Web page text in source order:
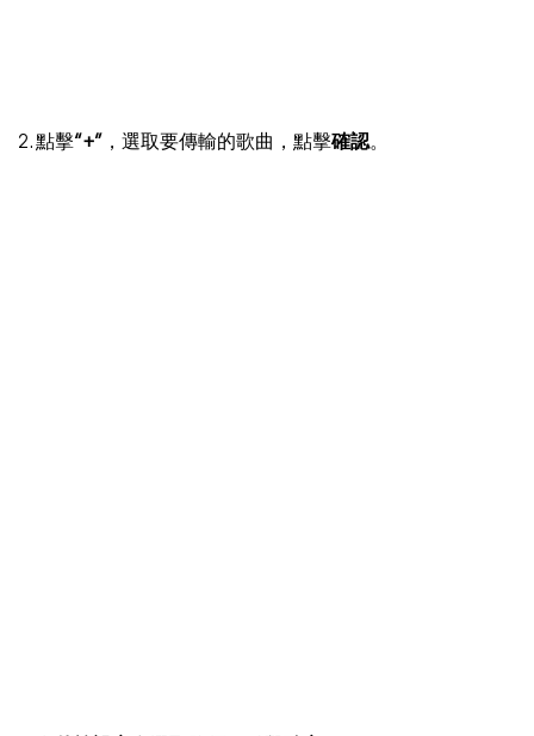
2. 點擊“+” ，選取要傳輸的歌曲，點擊確認。